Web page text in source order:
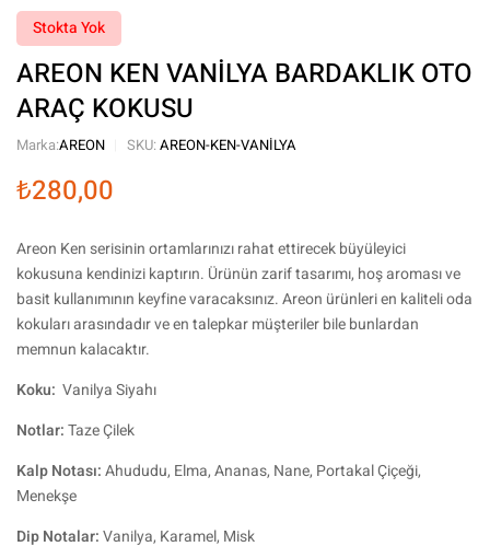
Stokta Yok
AREON KEN VANİLYA BARDAKLIK OTO
ARAÇ KOKUSU
Marka:AREON SKU: AREON-KEN-VANILYA
₺280,00
Areon Ken serisinin ortamlarınızı rahat ettirecek büyüleyici
kokusuna kendinizi kaptırın. Ürünün zarif tasarımı, hoş aroması ve
basit kullanımının keyfine varacaksınız. Areon ürünleri en kaliteli oda
kokuları arasındadır ve en talepkar müşteriler bile bunlardan
memnun kalacaktır.
Koku: Vanilya Siyahı
Notlar:Taze Çilek
Kalp Notası:Ahududu, Elma, Ananas, Nane, Portakal Çiçeği,
Menekşe
Dip Notalar:Vanilya, Karamel, Misk